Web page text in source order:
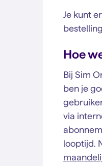
Je kunt
Hoe
Bij Sim
ben je
via
looptijd.